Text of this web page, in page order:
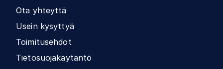
Ota yhteyttä
Usein kysyttyä
Toimitusehdot
Tietosuojakäytäntö